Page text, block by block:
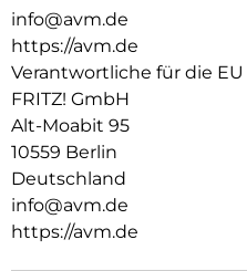
info@avm.de
https://avm.de
Verantwortliche für die EU
FRITZ! GmbH
Alt-Moabit 95
10559 Berlin
Deutschland
info@avm.de
https://avm.de